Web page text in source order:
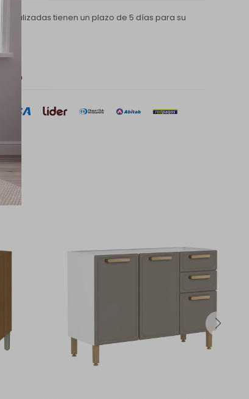
realizadas tienen un plazo de 5 días para su